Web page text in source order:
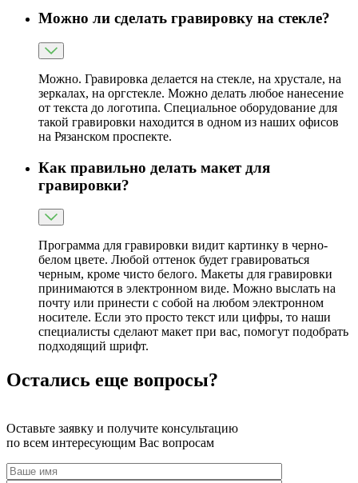
Можно ли сделать гравировку на стекле?
Можно. Гравировка делается на стекле, на хрустале, на
зеркалах, на оргстекле. Можно делать любое нанесение
от текста до логотипа. Специальное оборудование для
такой гравировки находится в одном из наших офисов
на Рязанском проспекте.
Как правильно делать макет для
гравировки?
Программа для гравировки видит картинку в черно-
белом цвете. Любой оттенок будет гравироваться
черным, кроме чисто белого. Макеты для гравировки
принимаются в электронном виде. Можно выслать на
почту или принести с собой на любом электронном
носителе. Если это просто текст или цифры, то наши
специалисты сделают макет при вас, помогут подобрать
подходящий шрифт.
Остались еще вопросы?
Оставьте заявку и получите консультацию
по всем интересующим Вас вопросам